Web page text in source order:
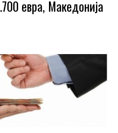
евра, Македонија